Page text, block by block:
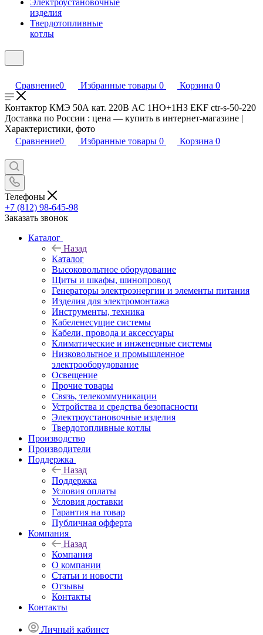
Электроустановочные
изделия
Твердотопливные
котлы
Сравнение0 Избранные товары 0 Корзина 0
Контактор КМЭ 50А кат. 220В AC 1НО+1НЗ EKF ctr-s-50-220
Доставка по России : цена — купить в интернет-магазине |
Характеристики, фото
Сравнение0 Избранные товары 0 Корзина 0
Телефоны
+7 (812) 98-645-98
Заказать звонок
Каталог
Назад
Каталог
Высоковольтное оборудование
Щиты и шкафы, шинопровод
Генераторы электроэнергии и элементы питания
Изделия для электромонтажа
Инструменты, техника
Кабеленесущие системы
Кабели, провода и аксессуары
Климатические и инженерные системы
Низковольтное и промышленное
электрооборудование
Освещение
Прочие товары
Связь, телекоммуникации
Устройства и средства безопасности
Электроустановочные изделия
Твердотопливные котлы
Производство
Производители
Поддержка
Назад
Поддержка
Условия оплаты
Условия доставки
Гарантия на товар
Публичная офферта
Компания
Назад
Компания
О компании
Статьи и новости
Отзывы
Контакты
Контакты
Личный кабинет